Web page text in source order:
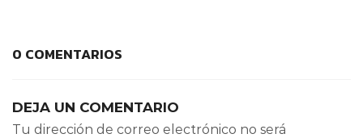
0 COMENTARIOS
DEJA UN COMENTARIO
Tu dirección de correo electrónico no será